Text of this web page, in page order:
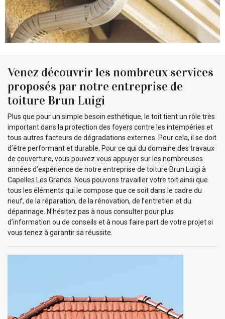
Venez découvrir les nombreux services
proposés par notre entreprise de
toiture Brun Luigi
Plus que pour un simple besoin esthétique, le toit tient un rôle très
important dans la protection des foyers contre les intempéries et
tous autres facteurs de dégradations externes. Pour cela, il se doit
d’être performant et durable. Pour ce qui du domaine des travaux
de couverture, vous pouvez vous appuyer sur les nombreuses
années d’expérience de notre entreprise de toiture Brun Luigi à
Capelles Les Grands. Nous pouvons travailler votre toit ainsi que
tous les éléments qui le compose que ce soit dans le cadre du
neuf, de la réparation, de la rénovation, de l’entretien et du
dépannage. N'hésitez pas à nous consulter pour plus
d’information ou de conseils et à nous faire part de votre projet si
vous tenez à garantir sa réussite.